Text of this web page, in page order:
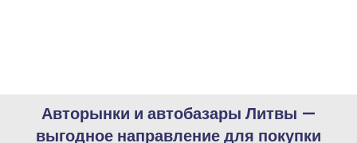
Авторынки и автобазары Литвы —
выгодное направление для покупки